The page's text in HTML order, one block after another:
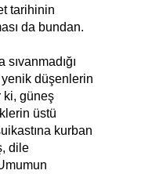
tarihinin
da bundan.
düşenlerin
ki, güneş
üstü
kurban
dile